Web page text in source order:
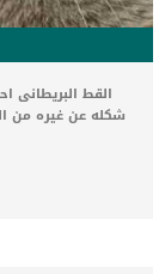
القط البريطانى
شكله عن غيره من
الاخرى. كما من
نشأتها